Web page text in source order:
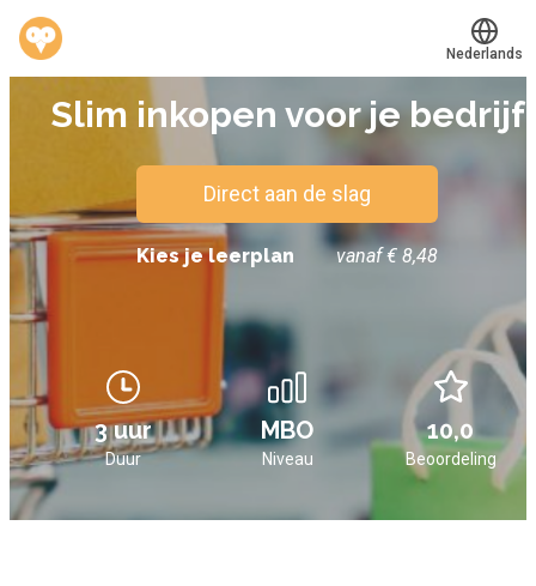
Werkvinders®
Bedrijven
Vacatures
Mijn leerplek
Voucher verzilveren
Account en hulp
Meer
Translate
Nederlands
Slim inkopen voor je bedrijf
Direct aan de slag
Kies je leerplan vanaf € 8,48
3 uur MBO 10,0
Duur Niveau Beoordeling